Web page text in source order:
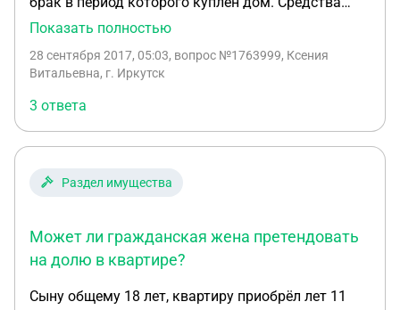
вкладывали и гражданский муж и жена. Право
получить налоговый вычет, так как муж его уже
оформить дом в долевую собственность. Жена
обманула. Подали иск о неосновательном
обогащении. В суде в ходе допроса жена частично
признала исковые требования (муж вложил 800
тыс. руб., она подтвердила только 200 тыс руб.).
сославшись на то, что нормами неосновательного
обогащения это не регулируется (соглашения о
проживали вместе как семья - это доводы суда).
Показать полностью
28 сентября 2017, 05:03, вопрос №1763999, Ксения
Витальевна, г. Иркутск
3 ответа
Раздел имущества
Может ли гражданская жена претендовать
на долю в квартире?
Сыну общему 18 лет, квартиру приобрёл лет 11